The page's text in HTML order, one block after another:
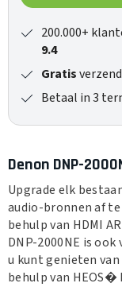
200.000+
9.4
Gratis
Betaal in 3
Denon DNP-
Upgrade elk
audio-bronnen af
behulp van HDMI
DNP-2000NE is
u kunt genieten
behulp van